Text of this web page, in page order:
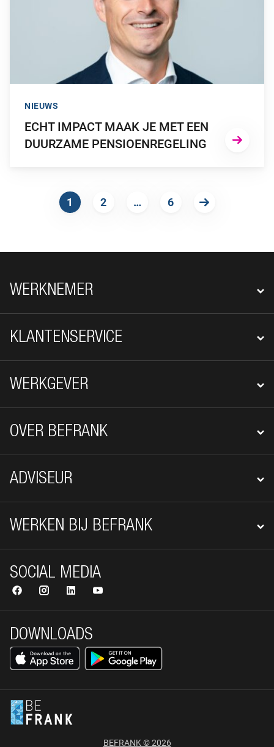
ECHT IMPACT MAAK JE MET EEN
DUURZAME PENSIOENREGELING
NIEUWS
1 2 … 6
VOLGENDE
FOOTER NAVIGATIE
WERKNEMER
KLANTENSERVICE
WERKGEVER
OVER BEFRANK
ADVISEUR
WERKEN BIJ BEFRANK
DOWNLOADS
SOCIAL MEDIA
BEFRANK © 2026